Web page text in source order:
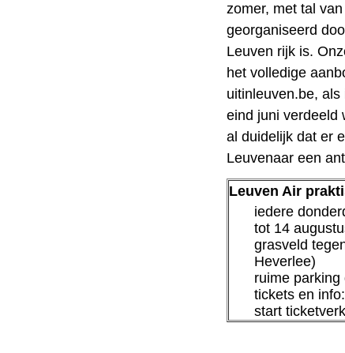
zomer, met tal
georganiseerd
Leuven rijk is.
het volledige
uitinleuven.be,
eind juni verdeeld
al duidelijk dat er
Leuvenaar een
Leuven Air
iedere
tot 14
grasveld
Heverlee)
ruime
tickets en info:
start